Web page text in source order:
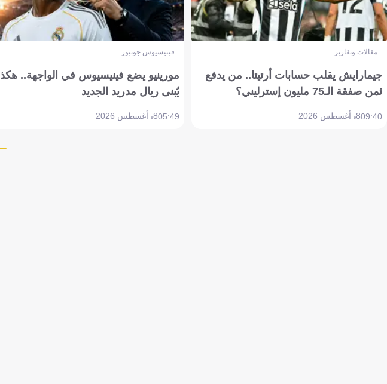
مقالات وتقارير
جيمارايش يقلب حسابات أرتيتا.. من يدفع
ثمن صفقة الـ75 مليون إسترليني؟
09:408 أغسطس 2026
فينيسيوس جونيور
مورينيو يضع فينيسيوس في الواجهة.. هكذا
يُبنى ريال مدريد الجديد
05:498 أغسطس 2026